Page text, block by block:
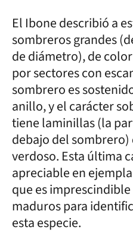
El Ibone describió a
sombreros grandes
de diámetro), de
por sectores con
sombrero es
anillo, y el carácter
tiene laminillas (la
debajo del
verdoso. Esta última
apreciable en
que es
maduros para
esta especie.